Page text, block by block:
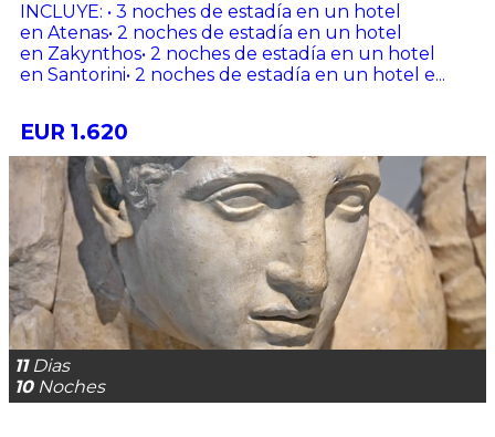
INCLUYE: • 3 noches de estadía en un hotel
en Atenas• 2 noches de estadía en un hotel
en Zakynthos• 2 noches de estadía en un hotel
en Santorini• 2 noches de estadía en un hotel e...
EUR 1.620
11Dias
10Noches